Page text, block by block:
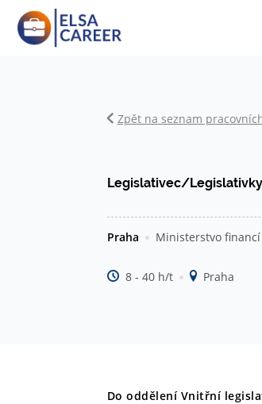
Zpět na seznam
Legislativec/
Praha Ministerstvo financí
8 - 40 h/t Praha
Do oddělení Vnitřní